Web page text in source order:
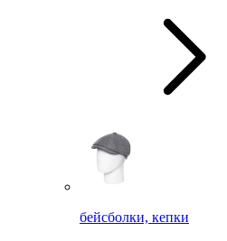
бейсболки, кепки